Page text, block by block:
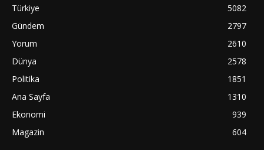
Türkiye
5082
Gündem
2797
Yorum
2610
Dünya
2578
Politika
1851
Ana Sayfa
1310
Ekonomi
939
Magazin
604